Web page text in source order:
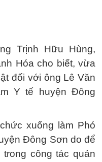
Trịnh Hữu Hùng,
Hóa cho biết, vừa
đối với ông Lê Văn
Y tế huyện Đông
xuống làm Phó
Đông Sơn do để
công tác quản